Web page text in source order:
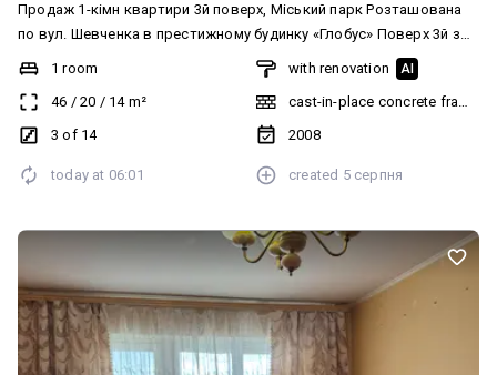
Продаж 1-кімн квартири 3й поверх, Міський парк Розташована
по вул. Шевченка в престижному будинку «Глобус» Поверх 3й з
14ти Загальна площа 46 м2, кімната 20 м2, кухня 14 м2 Будинок
меблями і технікою Можна одразу заїхати і жити або здавати в
оренду Поруч парк Відеоогляд на території, консьєрж
1 room
46 / 20 / 14m²
3 of 14
with renovation AI
cast-in-place concrete frame
2008
today at 06:01 created 5 серпня